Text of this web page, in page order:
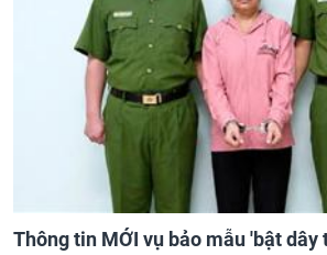
Thông tin MỚI vụ bảo mẫu 'bật dây